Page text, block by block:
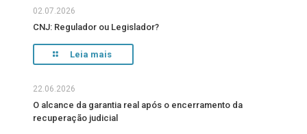
02.07.2026
CNJ: Regulador ou Legislador?
Leia mais
22.06.2026
O alcance da garantia real após o encerramento da
recuperação judicial